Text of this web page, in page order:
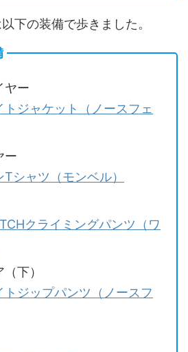
下の装備で歩きました。
ヤー
トジャケット（ノースフェ
ー
シャツ（モンベル）
クライミングパンツ（ワ
下）
トジップパンツ（ノースフ